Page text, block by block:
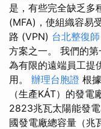
是，有些完全缺乏多
(MFA)，使組織容易
路 (VPN) 台北整復師
方案之一。 我們的
為有限的遠端員工提
用。 辦理台胞證 根
（生產KÁT）的發
2823兆瓦太陽能發
國發電廠總容量（兆